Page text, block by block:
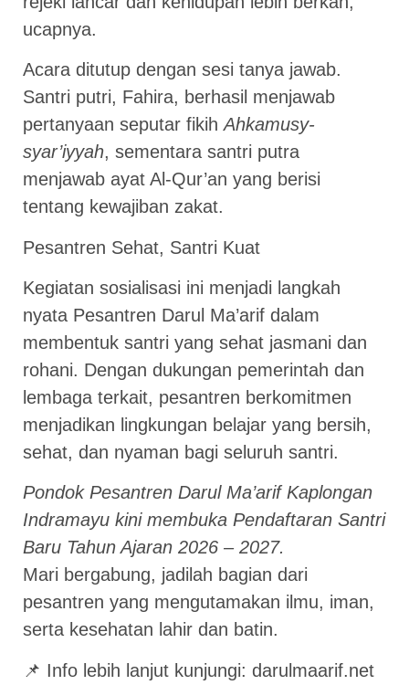
ucapnya.
Acara ditutup dengan sesi tanya jawab.
Santri putri, Fahira, berhasil menjawab
pertanyaan seputar fikihAhkamusy-
syar’iyyah, sementara santri putra
menjawab ayat Al-Qur’an yang berisi
tentang kewajiban zakat.
Pesantren Sehat, Santri Kuat
Kegiatan sosialisasi ini menjadi langkah
nyata Pesantren Darul Ma’arif dalam
membentuk santri yang sehat jasmani dan
rohani. Dengan dukungan pemerintah dan
lembaga terkait, pesantren berkomitmen
menjadikan lingkungan belajar yang bersih,
sehat, dan nyaman bagi seluruh santri.
Pondok Pesantren Darul Ma’arif Kaplongan
Indramayu kini membuka Pendaftaran Santri
Baru Tahun Ajaran 2026 – 2027.
Mari bergabung, jadilah bagian dari
pesantren yang mengutamakan ilmu, iman,
serta kesehatan lahir dan batin.
📌 Info lebih lanjut kunjungi: darulmaarif.net